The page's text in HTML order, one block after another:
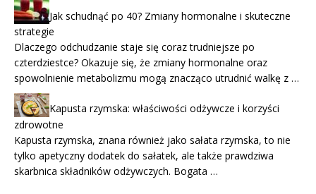
Jak schudnąć po 40? Zmiany hormonalne i skuteczne
strategie
Dlaczego odchudzanie staje się coraz trudniejsze po
czterdziestce? Okazuje się, że zmiany hormonalne oraz
spowolnienie metabolizmu mogą znacząco utrudnić walkę z …
Kapusta rzymska: właściwości odżywcze i korzyści
zdrowotne
Kapusta rzymska, znana również jako sałata rzymska, to nie
tylko apetyczny dodatek do sałatek, ale także prawdziwa
skarbnica składników odżywczych. Bogata …